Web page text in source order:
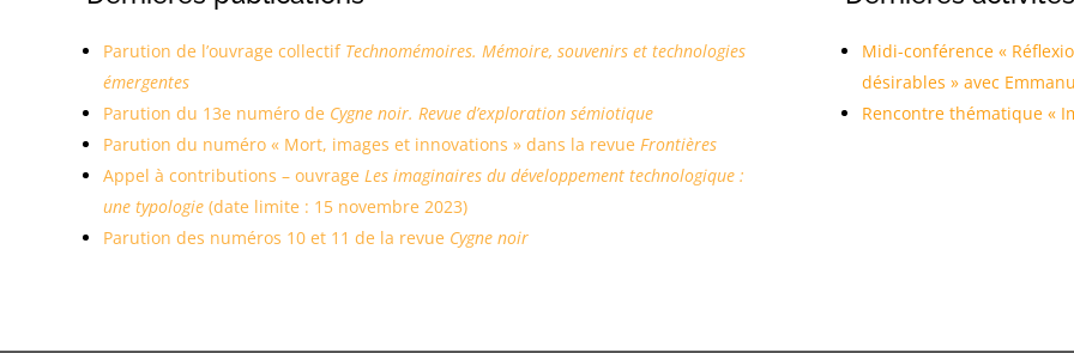
Parution de l’ouvrage collectif Technomémoires. Mémoire, souvenirs et technologies
émergentes
Parution du 13e numéro de Cygne noir. Revue d’exploration sémiotique
Parution du numéro « Mort, images et innovations » dans la revue Frontières
Appel à contributions – ouvrage Les imaginaires du développement technologique :
une typologie (date limite : 15 novembre 2023)
Parution des numéros 10 et 11 de la revue Cygne noir
Midi-conférence «
désirables » avec
Rencontre thématique «